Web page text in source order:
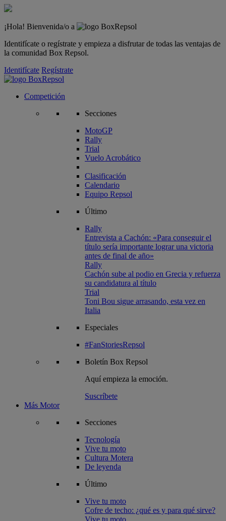
¡Hola! Bienvenida/o a
Identifícate o regístrate y empieza a disfrutar de todas las ventajas de
la comunidad Box Repsol.
Identifícate Regístrate
Competición
Secciones
MotoGP
Rally
Trial
Vuelo Acrobático
Clasificación
Calendario
Equipo Repsol
Último
Rally
Entrevista a Cachón: «Para conseguir el
título sería importante lograr una victoria
antes de final de año»
Rally
Cachón sube al podio en Grecia y refuerza
su candidatura al título
Trial
Toni Bou sigue arrasando, esta vez en
Italia
Especiales
#FanStoriesRepsol
Boletín Box Repsol
Aquí empieza la emoción.
Suscríbete
Más Motor
Secciones
Tecnología
Vive tu moto
Cultura Motera
De leyenda
Último
Vive tu moto
Cofre de techo: ¿qué es y para qué sirve?
Vive tu moto